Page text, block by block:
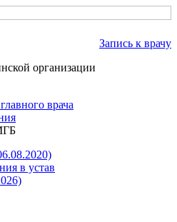
Запись к врачу
организации
врача
в устав